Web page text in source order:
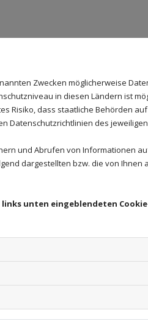
für die
Zwecken möglicherweise
in diesen Ländern ist
Risiko, dass staatliche Behörden
Datenschutzrichtlinien des
und Abrufen von Informationen
dargestellten bzw. die von Ihnen
unten eingeblendeten